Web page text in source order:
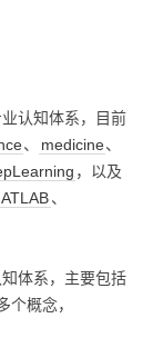
认知体系，目前
、 medicine、
，以及
、
体系，主要包括
个概念，